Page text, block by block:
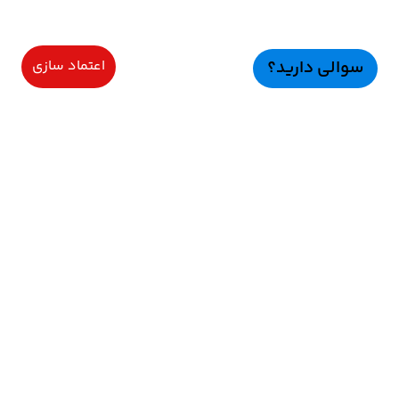
سوالی دارید؟ اعتماد سازی